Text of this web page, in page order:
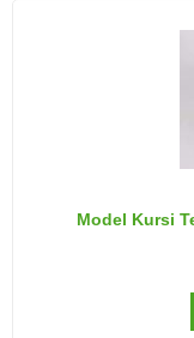
Model Kursi